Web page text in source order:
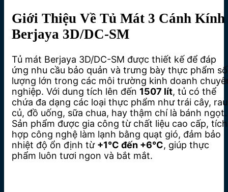
Giới Thiệu Về Tủ Mát 3 Cánh Kính
Berjaya 3D/DC-SM
Tủ mát Berjaya 3D/DC-SM được thiết kế để đáp
ứng nhu cầu bảo quản và trưng bày thực phẩm số
lượng lớn trong các môi trường kinh doanh
nghiệp. Với dung tích lên đến 1507 lít, tủ có thể
chứa đa dạng các loại thực phẩm như trái cây, rau
củ, đồ uống, sữa chua, hay thậm chí là bánh ngọt.
Sản phẩm được gia công từ chất liệu cao cấp, tích
hợp công nghệ làm lạnh bằng quạt gió, đảm bảo
nhiệt độ ổn định từ +1°C đến +6°C, giúp thực
phẩm luôn tươi ngon và bắt mắt.